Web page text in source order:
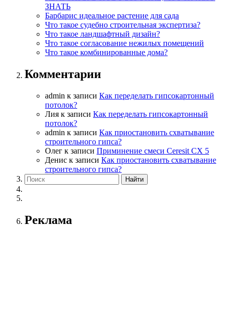
ЗНАТЬ
Барбарис идеальное растение для сада
Что такое судебно строительная экспертиза?
Что такое ландшафтный дизайн?
Что такое согласование нежилых помещений
Что такое комбинированные дома?
Комментарии
admin к записи Как переделать гипсокартонный
потолок?
Лия к записи Как переделать гипсокартонный
потолок?
admin к записи Как приостановить схватывание
строительного гипса?
Олег к записи Приминение смеси Ceresit СХ 5
Денис к записи Как приостановить схватывание
строительного гипса?
Реклама